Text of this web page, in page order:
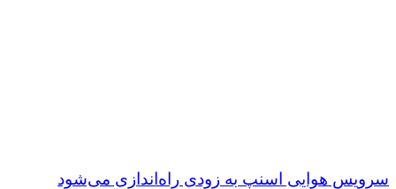
سرویس هوایی اسنپ به زودی راه‌اندازی می‌شود